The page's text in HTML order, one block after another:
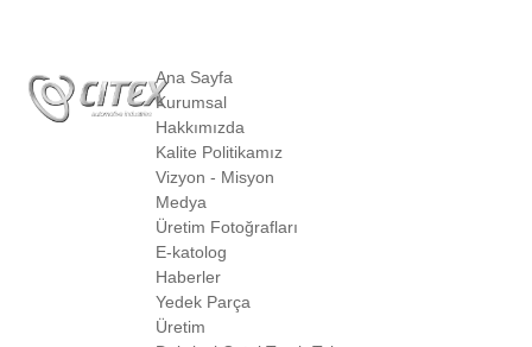
Ana Sayfa
Kurumsal
Hakkımızda
Kalite Politikamız
Vizyon - Misyon
Medya
Üretim Fotoğrafları
E-katolog
Haberler
Yedek Parça
Üretim